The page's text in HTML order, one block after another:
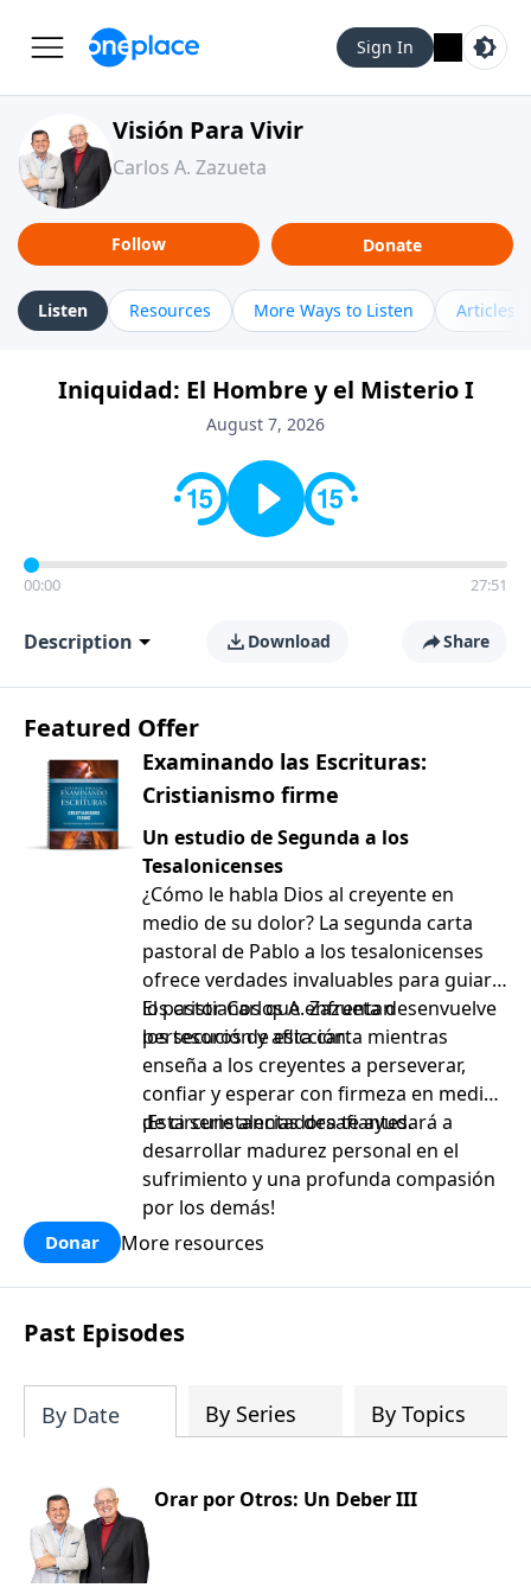
Sign In
Visión Para Vivir
Carlos A. Zazueta
Follow Donate
Listen Resources More Ways to Listen Articles
Iniquidad: El Hombre y el Misterio I
August 7, 2026
00:00 27:51
Description Download Share
Featured Offer
Examinando las Escrituras:
Cristianismo firme
Un estudio de Segunda a los
Tesalonicenses
¿Cómo le habla Dios al creyente en
medio de su dolor? La segunda carta
pastoral de Pablo a los tesalonicenses
ofrece verdades invaluables para guiar a
los cristianos que enfrentan
persecución y aflicción.
El pastor Carlos A. Zazueta desenvuelve
los tesoros de esta carta mientras
enseña a los creyentes a perseverar,
confiar y esperar con firmeza en medio
de circunstancias desafiantes.
¡Esta serie alentadora te ayudará a
desarrollar madurez personal en el
sufrimiento y una profunda compasión
por los demás!
Donar More resources
Past Episodes
By Date By Series By Topics
Orar por Otros: Un Deber III